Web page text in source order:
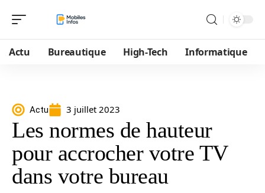
Actu Bureautique High-Tech Informatique
Actu 3 juillet 2023
Les normes de hauteur
pour accrocher votre TV
dans votre bureau